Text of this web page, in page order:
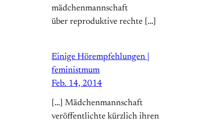
mädchenmannschaft
über reproduktive rechte […]
Einige Hörempfehlungen |
feministmum
Feb. 14, 2014
[…] Mädchenmannschaft
veröffentlichte kürzlich ihren